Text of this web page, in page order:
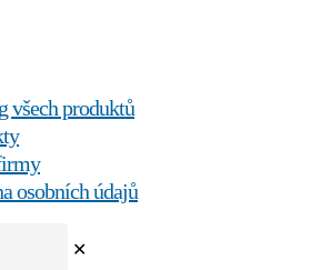
všech produktů
osobních údajů
✕